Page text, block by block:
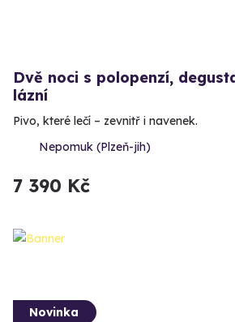
Dvě noci s polopenzí,
lázní
Pivo, které lečí – zevnitř i navenek.
Nepomuk (Plzeň-jih)
7 390 Kč
Novinka